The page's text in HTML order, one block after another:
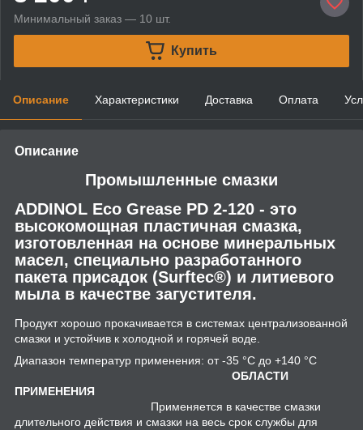
Минимальный заказ — 10 шт.
Купить
Описание Характеристики Доставка Оплата
Описание
Промышленные смазки
ADDINOL Eco Grease PD 2-120 - это
высокомощная пластичная смазка,
изготовленная на основе минеральных
масел, специально разработанного
пакета присадок (Surftec®) и литиевого
мыла в качестве загустителя.
Продукт хорошо прокачивается в системах централизованной
смазки и устойчив к холодной и горячей воде.
Диапазон температур применения: от -35 °С до +140 °С
ОБЛАСТИ
ПРИМЕНЕНИЯ
Применяется в качестве смазки
длительного действия и смазки на весь срок службы для